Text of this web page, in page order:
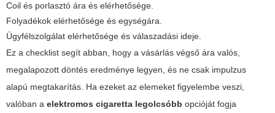
Coil és porlasztó ára és elérhetősége.
Folyadékok elérhetősége és egységára.
Ügyfélszolgálat elérhetősége és válaszadási ideje.
Ez a checklist segít abban, hogy a vásárlás végső ára valós,
megalapozott döntés eredménye legyen, és ne csak impulzus
alapú megtakarítás. Ha ezeket az elemeket figyelembe veszi,
valóban a elektromos cigaretta legolcsóbb opcióját fogja